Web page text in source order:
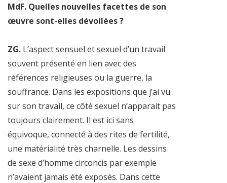
MdF. Quelles nouvelles facettes de son
œuvre sont-elles dévoilées ?
ZG. L’aspect sensuel et sexuel d’un travail
souvent présenté en lien avec des
références religieuses ou la guerre, la
souffrance. Dans les expositions que j’ai vu
sur son travail, ce côté sexuel n’apparait pas
toujours clairement. Il est ici sans
équivoque, connecté à des rites de fertilité,
une matérialité très charnelle. Les dessins
de sexe d’homme circoncis par exemple
n’avaient jamais été exposés. Dans cette